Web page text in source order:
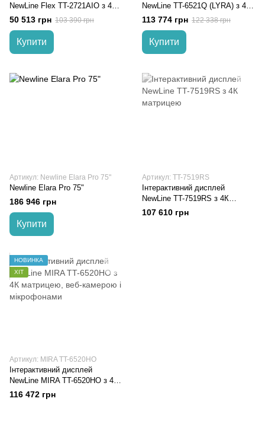
NewLine Flex TT-2721AIO з 4К
матрицею, веб-камерою і
мікрофонами
50 513 грн 103 390 грн
Купити
NewLine TT-6521Q (LYRA) з 4К
матрицею
113 774 грн 122 338 грн
Купити
Артикул: Newline Elara Pro 75"
Newline Elara Pro 75"
186 946 грн
Купити
Артикул: TT-7519RS
Інтерактивний дисплей
NewLine TT-7519RS з 4К
матрицею
107 610 грн
НОВИНКА
ХІТ
Артикул: MIRA TT-6520HO
Інтерактивний дисплей
NewLine MIRA TT-6520HO з 4К
матрицею, веб-камерою і
мікрофонами
116 472 грн